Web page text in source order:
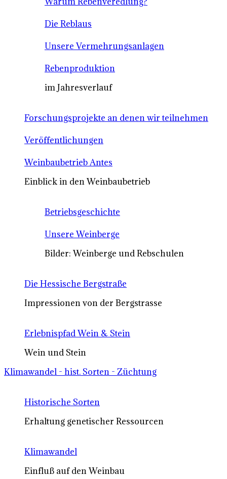
Die Reblaus
Unsere Vermehrungsanlagen
Rebenproduktion
im Jahresverlauf
Forschungsprojekte an denen wir teilnehmen
Veröffentlichungen
Weinbaubetrieb Antes
Einblick in den Weinbaubetrieb
Betriebsgeschichte
Unsere Weinberge
Bilder: Weinberge und Rebschulen
Die Hessische Bergstraße
Impressionen von der Bergstrasse
Erlebnispfad Wein & Stein
Wein und Stein
Klimawandel - hist. Sorten - Züchtung
Historische Sorten
Erhaltung genetischer Ressourcen
Klimawandel
Einfluß auf den Weinbau